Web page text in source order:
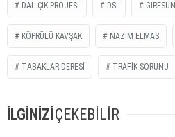
DAL-ÇIK PROJESI DSİ GIRESUN
KÖPRÜLÜ KAVŞAK NAZIM ELMAS
TABAKLAR DERESI TRAFIK SORUNU
İLGİNİZİÇEKEBİLİR